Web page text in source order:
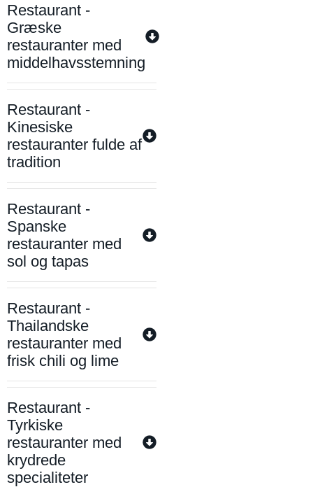
Restaurant -
Græske
restauranter med
middelhavsstemning
Restaurant -
Kinesiske
restauranter fulde af
tradition
Restaurant -
Spanske
restauranter med
sol og tapas
Restaurant -
Thailandske
restauranter med
frisk chili og lime
Restaurant -
Tyrkiske
restauranter med
krydrede
specialiteter